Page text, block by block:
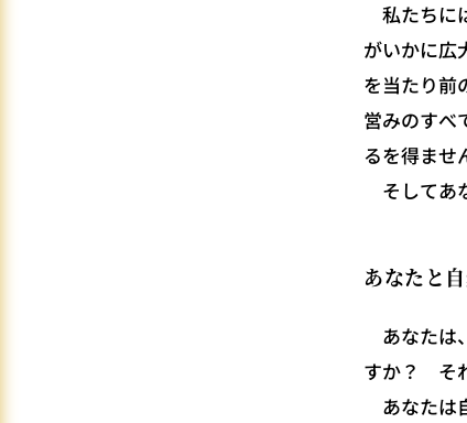
私たちに
がいかに広
を当たり前
営みのすべ
るを得ませ
そしてあ
あなたと
あなたは
すか？ そ
あなたは